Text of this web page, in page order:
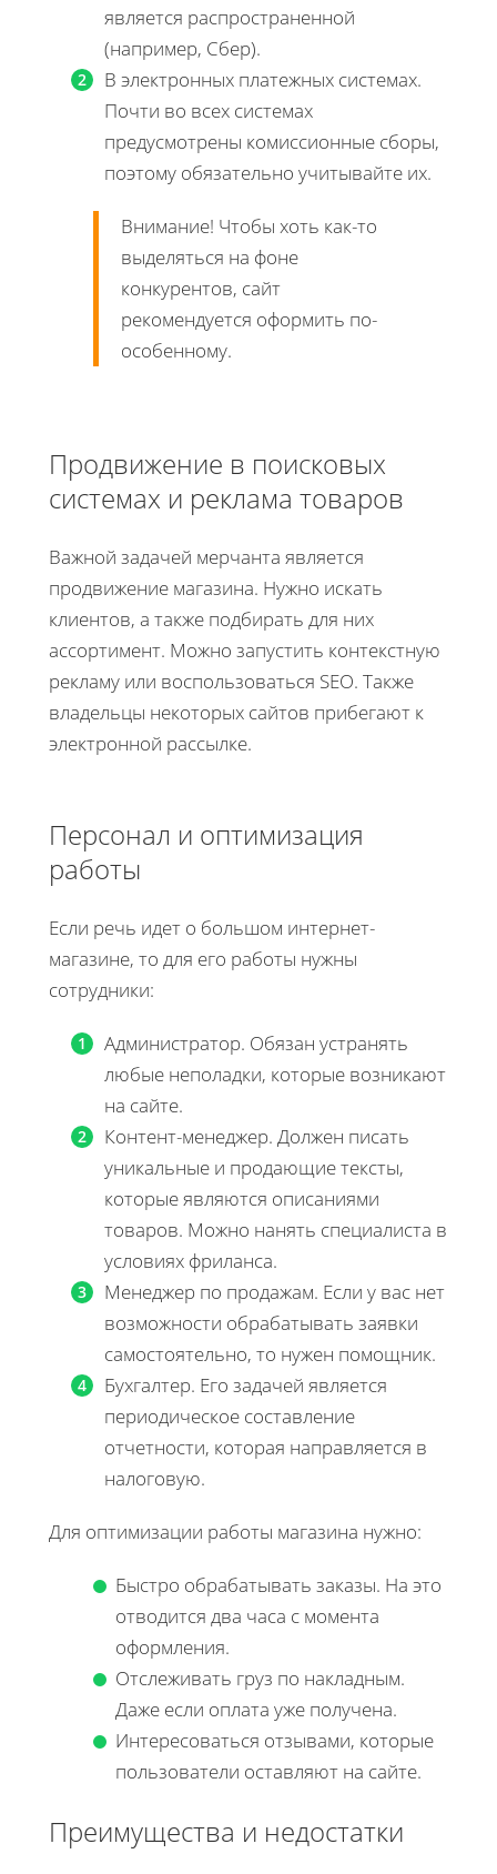
является распространенной
(например, Сбер).
В электронных платежных системах.
Почти во всех системах
предусмотрены комиссионные сборы,
поэтому обязательно учитывайте их.
Внимание! Чтобы хоть как-то
выделяться на фоне
конкурентов, сайт
рекомендуется оформить по-
особенному.
Продвижение в поисковых
системах и реклама товаров
Важной задачей мерчанта является
продвижение магазина. Нужно искать
клиентов, а также подбирать для них
ассортимент. Можно запустить контекстную
рекламу или воспользоваться SEO. Также
владельцы некоторых сайтов прибегают к
электронной рассылке.
Персонал и оптимизация
работы
Если речь идет о большом интернет-
магазине, то для его работы нужны
сотрудники:
Администратор. Обязан устранять
любые неполадки, которые возникают
на сайте.
Контент-менеджер. Должен писать
уникальные и продающие тексты,
которые являются описаниями
товаров. Можно нанять специалиста в
условиях фриланса.
Менеджер по продажам. Если у вас нет
возможности обрабатывать заявки
самостоятельно, то нужен помощник.
Бухгалтер. Его задачей является
периодическое составление
отчетности, которая направляется в
налоговую.
Для оптимизации работы магазина нужно:
Быстро обрабатывать заказы. На это
отводится два часа с момента
оформления.
Отслеживать груз по накладным.
Даже если оплата уже получена.
Интересоваться отзывами, которые
пользователи оставляют на сайте.
Преимущества и недостатки